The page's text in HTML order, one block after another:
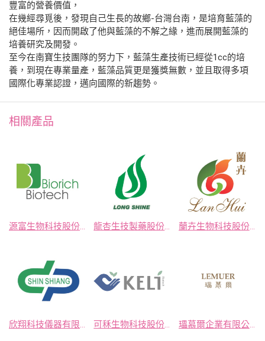
豐富的營養價值，
在幾經尋覓後，發現自己生長的故鄉-台灣台南，是培育藍藻的
絕佳場所，因而開啟了他與藍藻的不解之緣，進而展開藍藻的
培養研究及開發。
至今在南寶生技團隊的努力下，藍藻生產技術已經從1cc的培
養，到現在專業量產，藍藻品質更是獲獎無數，並且取得多項
國際化專業認證，邁向國際的新趨勢。
相關產品
源富生物科技股份有限公司 龍杏生技製藥股份有限公司 蘭卉生物科技股份有限公司
瓃慕爾企業有限公司